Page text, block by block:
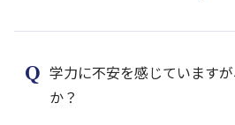
学力に不安を感じています
か？